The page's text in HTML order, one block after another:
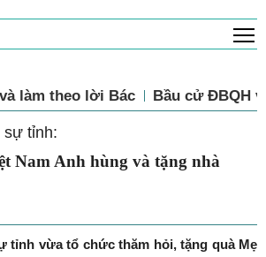
làm theo lời Bác Bầu cử ĐBQH
sự tỉnh:
Nam Anh hùng và tặng nhà
tỉnh vừa tổ chức thăm hỏi, tặng quà Mẹ